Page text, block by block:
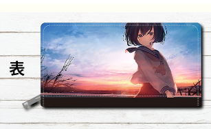
トル：「ベルの森」 作：星灯れぬ F-5